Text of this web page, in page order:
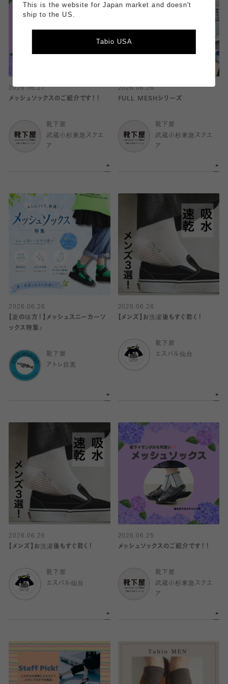
2026.06.27
メッシュソックスのご紹介です！！
靴下屋
武蔵小杉東急スクエ
ア
2026.06.26
FULL MESHシリーズ
靴下屋
武蔵小杉東急スクエ
ア
2026.06.26
【夏の味方！】メッシュスニーカーソ
ックス特集♪
靴下屋
アトレ目黒
2026.06.26
【メンズ】お洗濯後もすぐ乾く！
靴下屋
エスパル仙台
2026.06.26
【メンズ】お洗濯後もすぐ乾く！
靴下屋
エスパル仙台
2026.06.25
メッシュソックスのご紹介です！！
靴下屋
武蔵小杉東急スクエ
ア
This is the website for Japan market and doesn't
ship to the US.
Tabio USA